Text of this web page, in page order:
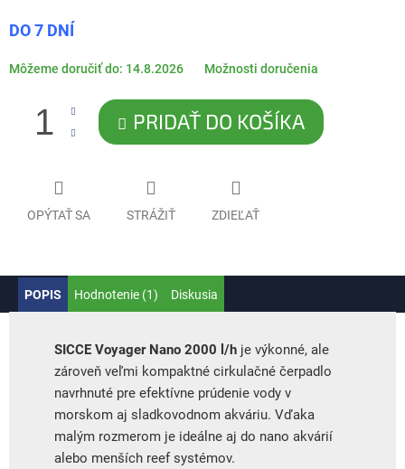
cena:
DO 7 DNÍ
Môžeme doručiť do: 14.8.2026 Možnosti doručenia
PRIDAŤ DO KOŠÍKA
OPÝTAŤ SA STRÁŽIŤ ZDIEĽAŤ
POPIS Hodnotenie (1) Diskusia
SICCE Voyager Nano 2000 l/h je výkonné, ale
zároveň veľmi kompaktné cirkulačné čerpadlo
navrhnuté pre efektívne prúdenie vody v
morskom aj sladkovodnom akváriu. Vďaka
malým rozmerom je ideálne aj do nano akvárií
alebo menších reef systémov.